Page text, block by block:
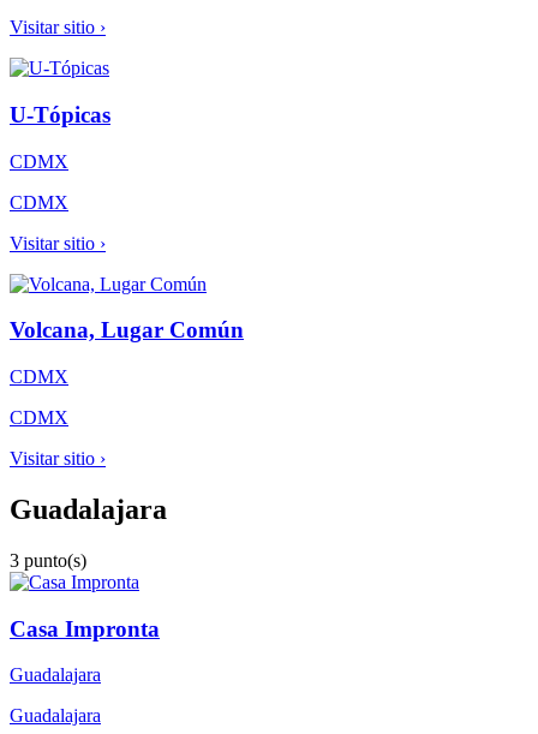
Visitar sitio ›
U-Tópicas
CDMX
CDMX
Visitar sitio ›
Volcana, Lugar Común
CDMX
CDMX
Visitar sitio ›
Guadalajara
3 punto(s)
Casa Impronta
Guadalajara
Guadalajara